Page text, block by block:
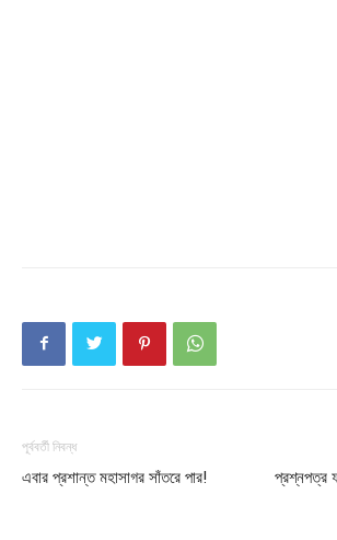
পূর্ববর্তী নিবন্ধ
এবার প্রশান্ত মহাসাগর সাঁতরে পার!
প্রশ্নপত্র